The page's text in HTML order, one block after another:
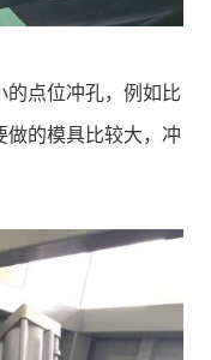
的点位冲孔，例如比
做的模具比较大，冲